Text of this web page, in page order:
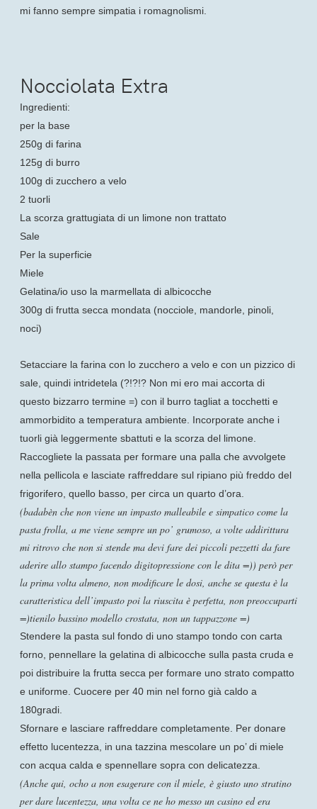
mi fanno sempre simpatia i romagnolismi.
Nocciolata Extra
Ingredienti:
per la base
250g di farina
125g di burro
100g di zucchero a velo
2 tuorli
La scorza grattugiata di un limone non trattato
Sale
Per la superficie
Miele
Gelatina/io uso la marmellata di albicocche
300g di frutta secca mondata (nocciole, mandorle, pinoli,
noci)
Setacciare la farina con lo zucchero a velo e con un pizzico di
sale, quindi intridetela (?!?!? Non mi ero mai accorta di
questo bizzarro termine =) con il burro tagliat a tocchetti e
ammorbidito a temperatura ambiente. Incorporate anche i
tuorli già leggermente sbattuti e la scorza del limone.
Raccogliete la passata per formare una palla che avvolgete
nella pellicola e lasciate raffreddare sul ripiano più freddo del
frigorifero, quello basso, per circa un quarto d’ora.
(badabèn che non viene un impasto malleabile e simpatico come la
pasta frolla, a me viene sempre un po’ grumoso, a volte addirittura
mi ritrovo che non si stende ma devi fare dei piccoli pezzetti da fare
aderire allo stampo facendo digitopressione con le dita =)) però per
la prima volta almeno, non modificare le dosi, anche se questa è la
caratteristica dell’impasto poi la riuscita è perfetta, non preoccuparti
=)tienilo bassino modello crostata, non un tappazzone =)
Stendere la pasta sul fondo di uno stampo tondo con carta
forno, pennellare la gelatina di albicocche sulla pasta cruda e
poi distribuire la frutta secca per formare uno strato compatto
e uniforme. Cuocere per 40 min nel forno già caldo a
180gradi.
Sfornare e lasciare raffreddare completamente. Per donare
effetto lucentezza, in una tazzina mescolare un po’ di miele
con acqua calda e spennellare sopra con delicatezza.
(Anche qui, ocho a non esagerare con il miele, è giusto uno stratino
per dare lucentezza, una volta ce ne ho messo un casino ed era